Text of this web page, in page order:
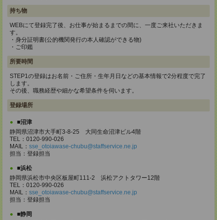
持ち物
WEBにて登録完了後、お仕事が始まるまでの間に、一度ご来社いただきま
す。
・身分証明書(公的機関発行の本人確認ができる物)
・ご印鑑
所要時間
STEP1の登録はお名前・ご住所・生年月日などの基本情報で2分程度で完了
します。
その後、職務経歴や細かな希望条件を伺います。
登録場所
■沼津
静岡県沼津市大手町3-8-25 大同生命沼津ビル4階
TEL：0120-990-026
MAIL： sse_otoiawase-chubu@staffservice.ne.jp
担当：登録担当
■浜松
静岡県浜松市中央区板屋町111-2 浜松アクトタワー12階
TEL：0120-990-026
MAIL： sse_otoiawase-chubu@staffservice.ne.jp
担当：登録担当
■静岡